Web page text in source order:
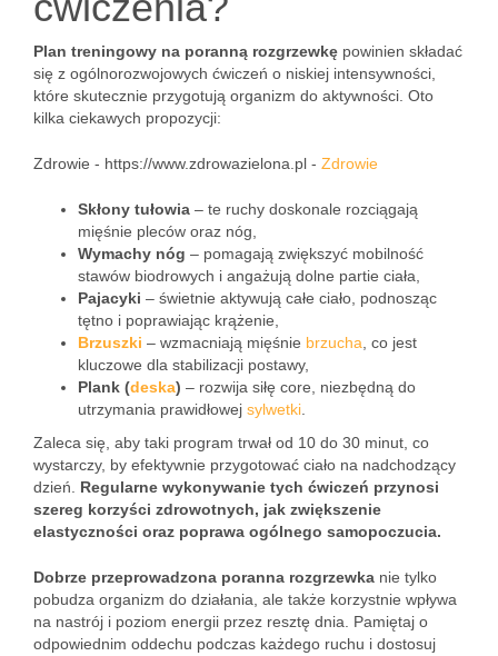
Plan treningowy na poranną rozgrzewkę powinien składać
się z ogólnorozwojowych ćwiczeń o niskiej intensywności,
które skutecznie przygotują organizm do aktywności. Oto
kilka ciekawych propozycji:
Zdrowie - https://www.zdrowazielona.pl - Zdrowie
Skłony tułowia – te ruchy doskonale rozciągają
mięśnie pleców oraz nóg,
Wymachy nóg – pomagają zwiększyć mobilność
stawów biodrowych i angażują dolne partie ciała,
Pajacyki – świetnie aktywują całe ciało, podnosząc
tętno i poprawiając krążenie,
Brzuszki – wzmacniają mięśnie brzucha , co jest
kluczowe dla stabilizacji postawy,
Plank (deska) – rozwija siłę core, niezbędną do
utrzymania prawidłowej sylwetki
Zaleca się, aby taki program trwał od 10 do 30 minut, co
wystarczy, by efektywnie przygotować ciało na nadchodzący
dzień. Regularne wykonywanie tych ćwiczeń przynosi
szereg korzyści zdrowotnych, jak zwiększenie
elastyczności oraz poprawa ogólnego samopoczucia.
Dobrze przeprowadzona poranna rozgrzewka nie tylko
pobudza organizm do działania, ale także korzystnie wpływa
na nastrój i poziom energii przez resztę dnia. Pamiętaj o
odpowiednim oddechu podczas każdego ruchu i dostosuj